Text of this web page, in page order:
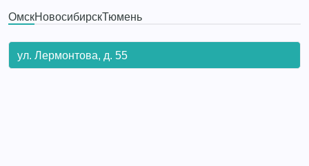
ОмскНовосибирскТюмень
ул. Лермонтова, д. 55